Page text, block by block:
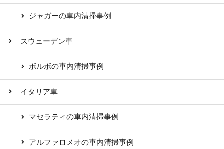
ジャガーの車内清掃事例
スウェーデン車
ボルボの車内清掃事例
イタリア車
マセラティの車内清掃事例
アルファロメオの車内清掃事例